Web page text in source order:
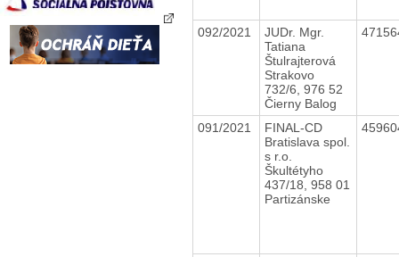
092/2021
JUDr. Mgr.
Tatiana
Štulrajterová
Strakovo
732/6, 976 52
Čierny Balog
091/2021
FINAL-CD
Bratislava spol.
s r.o.
Škultétyho
437/18, 958 01
Partizánske